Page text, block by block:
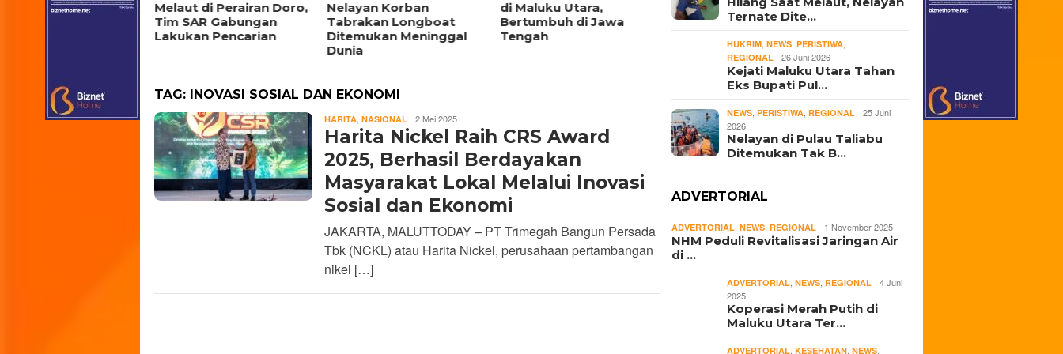
Berkolaborasi
Melaut di Perairan Doro,
Tim SAR Gabungan
Lakukan Pencarian
Nelayan Korban
Tabrakan Longboat
Ditemukan Meninggal
Dunia
di Maluku Utara,
Bertumbuh di Jawa
Tengah
Nelayan Ternate
Ditemukan Selamat di
Ternate Berkolaborasi
TAG: INOVASI SOSIAL DAN EKONOMI
HARITA NASIONAL REDAKSI
2 Mei 2025
Harita Nickel Raih CRS Award
2025, Berhasil Berdayakan
Masyarakat Lokal Melalui Inovasi
Sosial dan Ekonomi
JAKARTA, MALUTTODAY – PT Trimegah Bangun Persada
Tbk (NCKL) atau Harita Nickel, perusahaan pertambangan
nikel […]
Ternate Dite…
HUKRIM ,NEWS ,PERISTIWA
REGIONAL 26 Juni 2026
Kejati Maluku Utara Tahan
Eks Bupati Pul…
NEWS ,PERISTIWA ,REGIONAL
25 Juni
2026
Nelayan di Pulau Taliabu
Ditemukan Tak B…
ADVERTORIAL
ADVERTORIAL ,NEWS ,REGIONAL 1 November 2025
NHM Peduli Revitalisasi Jaringan Air
di …
ADVERTORIAL ,NEWS ,REGIONAL
4 Juni
2025
Koperasi Merah Putih di
Maluku Utara Ter…
ADVERTORIAL ,KESEHATAN ,NEWS